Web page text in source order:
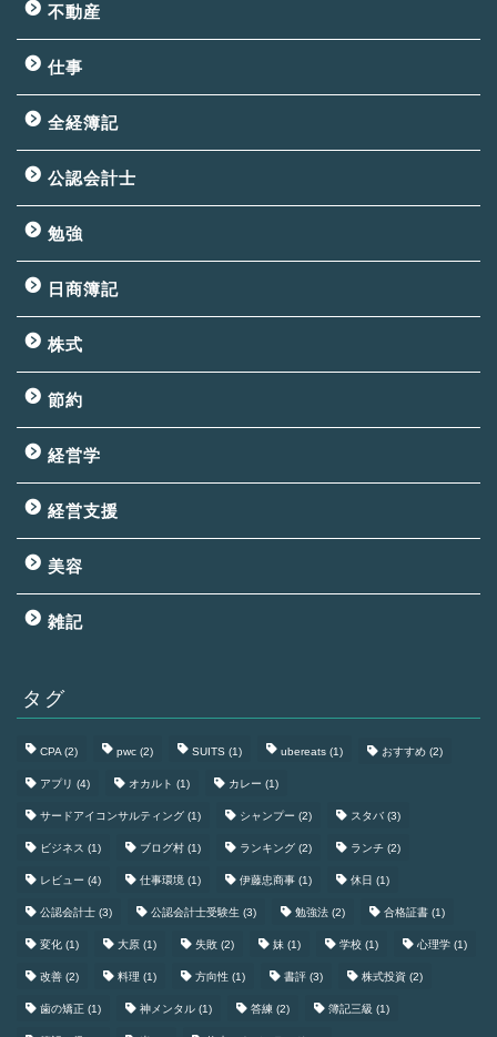
不動産
仕事
全経簿記
公認会計士
勉強
日商簿記
株式
節約
経営学
経営支援
美容
雑記
タグ
CPA (2) pwc (2) SUITS (1) ubereats (1) おすすめ (2)
アプリ (4) オカルト (1) カレー (1)
サードアイコンサルティング (1) シャンプー (2) スタバ (3)
ビジネス (1) ブログ村 (1) ランキング (2) ランチ (2)
レビュー (4) 仕事環境 (1) 伊藤忠商事 (1) 休日 (1)
公認会計士 (3) 公認会計士受験生 (3) 勉強法 (2) 合格証書 (1)
変化 (1) 大原 (1) 失敗 (2) 妹 (1) 学校 (1) 心理学 (1)
改善 (2) 料理 (1) 方向性 (1) 書評 (3) 株式投資 (2)
歯の矯正 (1) 神メンタル (1) 答練 (2) 簿記三級 (1)